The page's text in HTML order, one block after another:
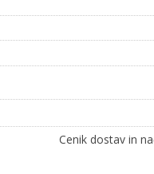
Cenik dostav in